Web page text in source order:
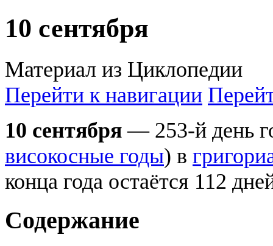
10 сентября
Материал из Циклопедии
Перейти к навигации
10 сентября — 253-й день
високосные годы) в
конца года остаётся 112
Содержание